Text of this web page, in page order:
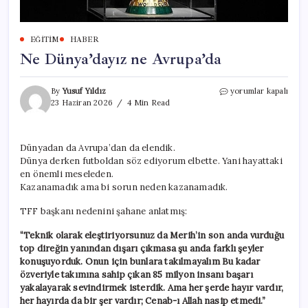
EĞITIM HABER
Ne Dünya’dayız ne Avrupa’da
ByYusuf Yıldız
23 Haziran 2026
4 Min Read
Ne
yorumlar kapalı
Dünyadan da Avrupa’dan da elendik.
Dünya derken futboldan söz ediyorum elbette. Yani hayattaki
en önemli meseleden.
Kazanamadık ama bi sorun neden kazanamadık.
TFF başkanı nedenini şahane anlatmış:
“Teknik olarak eleştiriyorsunuz da Merih’in son anda vurduğu
top direğin yanından dışarı çıkmasa şu anda farklı şeyler
konuşuyorduk. Onun için bunlara takılmayalım Bu kadar
özveriyle takımına sahip çıkan 85 milyon insanı başarı
yakalayarak sevindirmek isterdik. Ama her şerde hayır vardır,
her hayırda da bir şer vardır; Cenab-ı Allah nasip etmedi.”